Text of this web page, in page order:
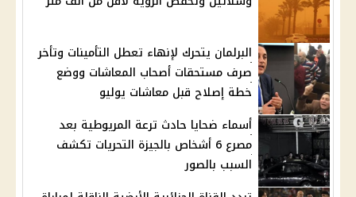
البرلمان يتحرك لإنهاء تعطل التأمينات وتأخر
صرف مستحقات أصحاب المعاشات ووضع
خطة إصلاح قبل معاشات يوليو
أسماء ضحايا حادث ترعة المريوطية بعد
مصرع 6 أشخاص بالجيزة التحريات تكشف
السبب بالصور